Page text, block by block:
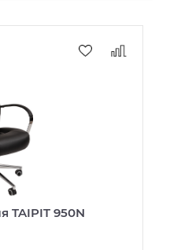
TAIPIT 950N